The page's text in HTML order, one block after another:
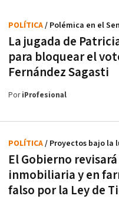
La jugada de
para bloquear el
Fernández Sagasti
POLÍTICA/ Polémica en el
PoriProfesional
El Gobierno
inmobiliaria y en
falso por la Ley de
POLÍTICA/ Proyectos bajo la